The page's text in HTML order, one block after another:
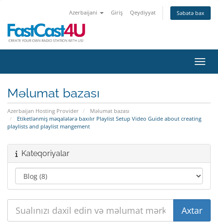
Azerbaijani Giriş Qeydiyyat Səbətə bax
Məlumat bazası
Azerbaijan Hosting Provider
Məlumat bazası
Etiketlənmiş məqalələrə baxılır Playlist Setup Video Guide about creating
playlists and playlist mangement
Kateqoriyalar